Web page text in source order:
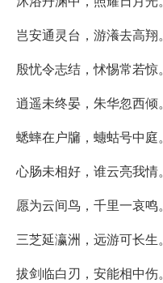
岂安通灵台，游瀁去高翔。
殷忧令志结，怵惕常若惊。
逍遥未终晏，朱华忽西倾。
蟋蟀在户牖，蟪蛄号中庭。
心肠未相好，谁云亮我情。
愿为云间鸟，千里一哀鸣。
三芝延瀛洲，远游可长生。
拔剑临白刃，安能相中伤。